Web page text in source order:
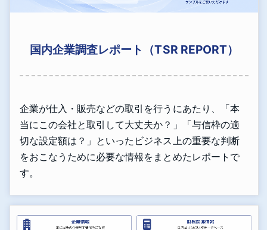
国内企業調査レポート（TSR REPORT）
企業が仕入・販売などの取引を行うにあたり、「本
当にこの会社と取引して大丈夫か？」「与信枠の適
切な設定額は？」といったビジネス上の重要な判断
をおこなうために必要な情報をまとめたレポートで
す。